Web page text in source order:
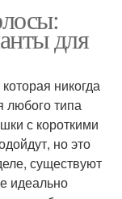
для
никогда
любого типа
с короткими
но это
существуют
идеально